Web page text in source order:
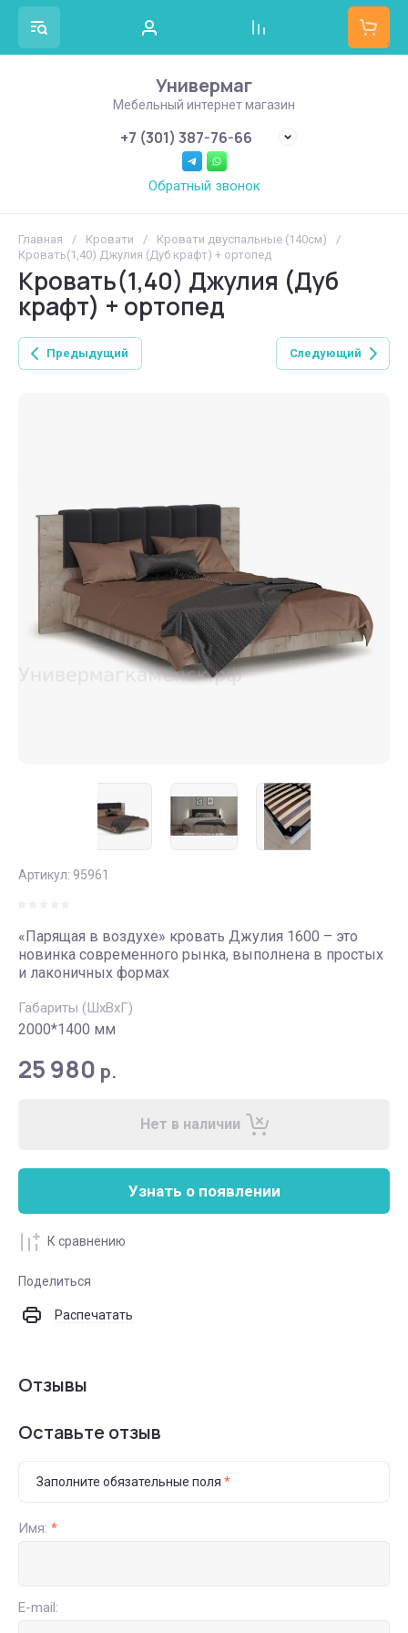
Универмаг
Мебельный интернет магазин
+7 (301) 387-76-66
Обратный звонок
Главная / Кровати / Кровати двуспальные (140см)
/
Кровать(1,40) Джулия (Дуб крафт) + ортопед
Кровать(1,40) Джулия (Дуб
крафт) + ортопед
Предыдущий Следующий
Артикул: 95961
«Парящая в воздухе» кровать Джулия 1600 – это
новинка современного рынка, выполнена в простых
и лаконичных формах
Габариты (ШхВхГ)
2000*1400 мм
25 980 р.
Нет в наличии
Узнать о появлении
К сравнению
Поделиться
Распечатать
Отзывы
Оставьте отзыв
Заполните обязательные поля *
Имя: *
E-mail: